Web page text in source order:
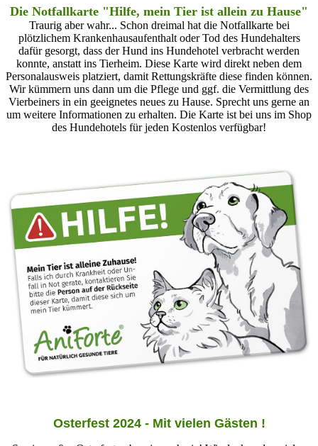
Die Notfallkarte "Hilfe, mein Tier ist allein zu Hause"
Traurig aber wahr... Schon dreimal hat die Notfallkarte bei
plötzlichem Krankenhausaufenthalt oder Tod des Hundehalters
dafür gesorgt, dass der Hund ins Hundehotel verbracht werden
konnte, anstatt ins Tierheim. Diese Karte wird direkt neben dem
Personalausweis platziert, damit Rettungskräfte diese finden können.
Wir kümmern uns dann um die Pflege und ggf. die Vermittlung des
Vierbeiners in ein geeignetes neues zu Hause. Sprecht uns gerne an
um weitere Informationen zu erhalten. Die Karte ist bei uns im Shop
des Hundehotels für jeden Kostenlos verfügbar!
Osterfest 2024 - Mit vielen Gästen !